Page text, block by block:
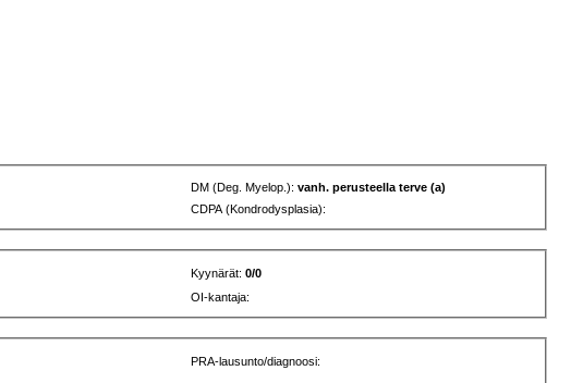
DM (Deg. Myelop.):vanh. perusteella terve (a)
CDPA (Kondrodysplasia):
Kyynärät:0/0
OI-kantaja:
PRA-lausunto/diagnoosi: